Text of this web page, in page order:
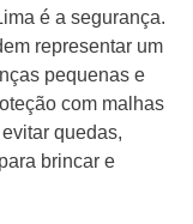
é a segurança.
representar um
pequenas e
com malhas
quedas,
brincar e